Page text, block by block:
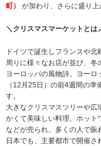
町）
が加わり、さらに盛り上
＼クリスマスマーケットとは
ドイツで誕生しフランスや
周りに様々なお店が並び、冬
ヨーロッパの風物詩。ヨーロ
（12月25日）の前4週間の
す。
大きなクリスマスツリーや広
かくて美味しい料理、ホット
などが売られ、多くの人で賑
日本でも、主要都市で開催